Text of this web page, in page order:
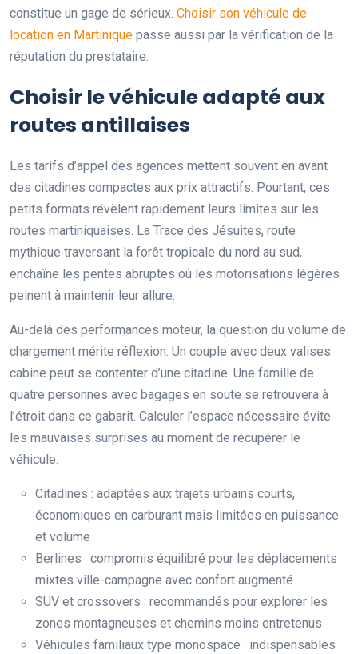
constitue un gage de sérieux. Choisir son véhicule de
location en Martinique passe aussi par la vérification de la
réputation du prestataire.
Choisir le véhicule adapté aux
routes antillaises
Les tarifs d’appel des agences mettent souvent en avant
des citadines compactes aux prix attractifs. Pourtant, ces
petits formats révèlent rapidement leurs limites sur les
routes martiniquaises. La Trace des Jésuites, route
mythique traversant la forêt tropicale du nord au sud,
enchaîne les pentes abruptes où les motorisations légères
peinent à maintenir leur allure.
Au-delà des performances moteur, la question du volume de
chargement mérite réflexion. Un couple avec deux valises
cabine peut se contenter d’une citadine. Une famille de
quatre personnes avec bagages en soute se retrouvera à
l’étroit dans ce gabarit. Calculer l’espace nécessaire évite
les mauvaises surprises au moment de récupérer le
véhicule.
Citadines : adaptées aux trajets urbains courts,
économiques en carburant mais limitées en puissance
et volume
Berlines : compromis équilibré pour les déplacements
mixtes ville-campagne avec confort augmenté
SUV et crossovers : recommandés pour explorer les
zones montagneuses et chemins moins entretenus
Véhicules familiaux type monospace : indispensables